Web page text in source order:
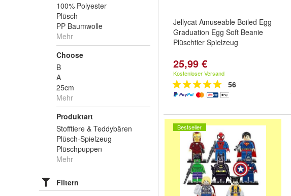
100% Polyester
Plüsch
PP Baumwolle
Mehr
Choose
B
A
25cm
Mehr
Produktart
Stofftiere & Teddybären
Plüsch-Spielzeug
Plüschpuppen
Mehr
Filtern
Jellycat Amuseable Boiled Egg
Graduation Egg Soft Beanie
Plüschtier Spielzeug
25,99 €
Kostenloser Versand
56
Bestseller